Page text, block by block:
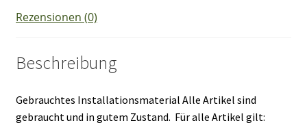
Rezensionen (0)
Beschreibung
Gebrauchtes Installationsmaterial Alle Artikel sind
gebraucht und in gutem Zustand. Für alle Artikel gilt: